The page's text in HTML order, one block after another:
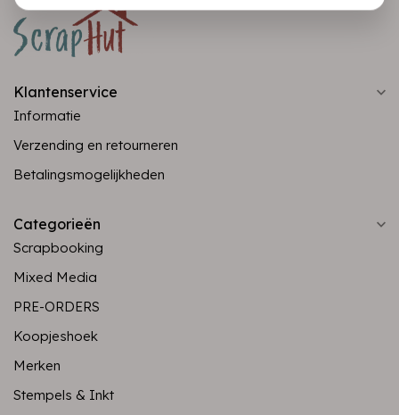
Klantenservice
Informatie
Verzending en retourneren
Betalingsmogelijkheden
Categorieën
Scrapbooking
Mixed Media
PRE-ORDERS
Koopjeshoek
Merken
Stempels & Inkt